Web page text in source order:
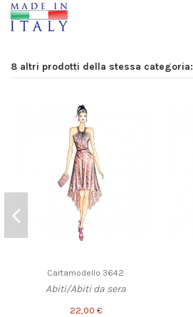
8 altri prodotti della stessa categoria:
Cartamodello 3642
Abiti/Abiti da sera
22,00 €